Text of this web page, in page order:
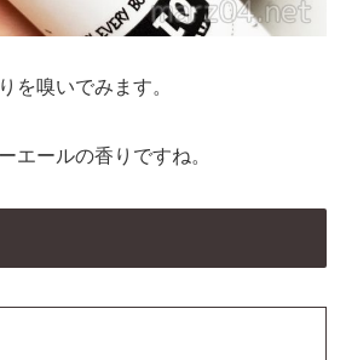
を嗅いでみます。
エールの香りですね。